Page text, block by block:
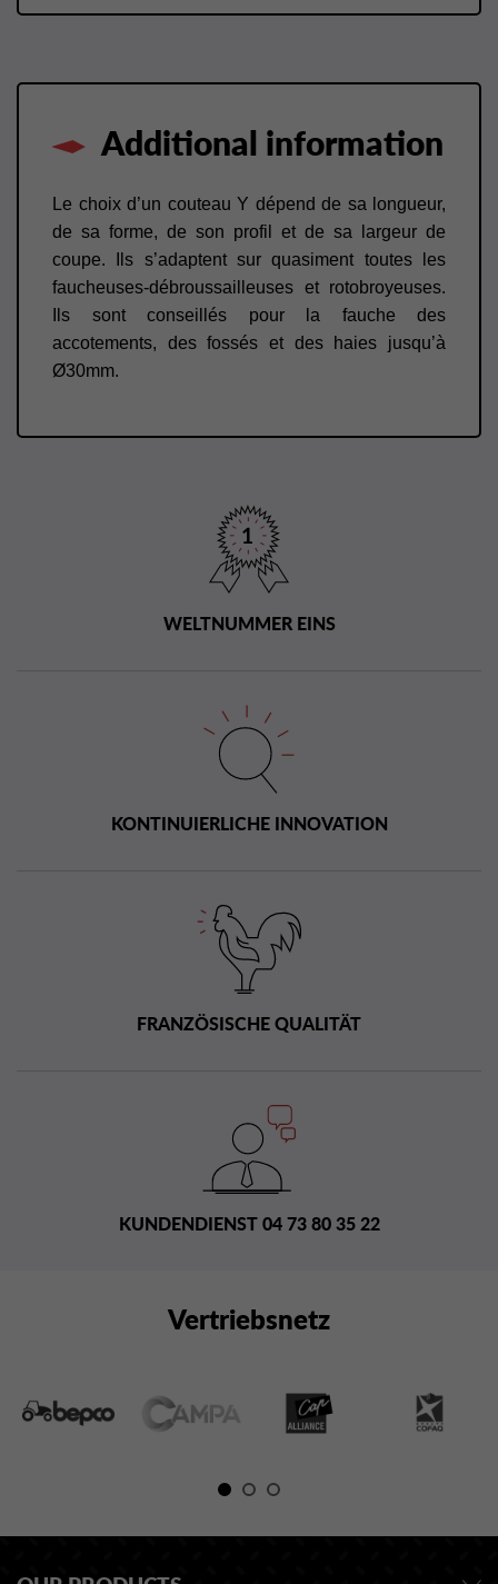
Additional information
Le choix d’un couteau Y dépend de sa longueur,
de sa forme, de son profil et de sa largeur de
coupe. Ils s’adaptent sur quasiment toutes les
faucheuses-débroussailleuses et rotobroyeuses.
Ils sont conseillés pour la fauche des
accotements, des fossés et des haies jusqu’à
Ø30mm.
WELTNUMMER EINS
KONTINUIERLICHE INNOVATION
FRANZÖSISCHE QUALITÄT
KUNDENDIENST 04 73 80 35 22
Vertriebsnetz